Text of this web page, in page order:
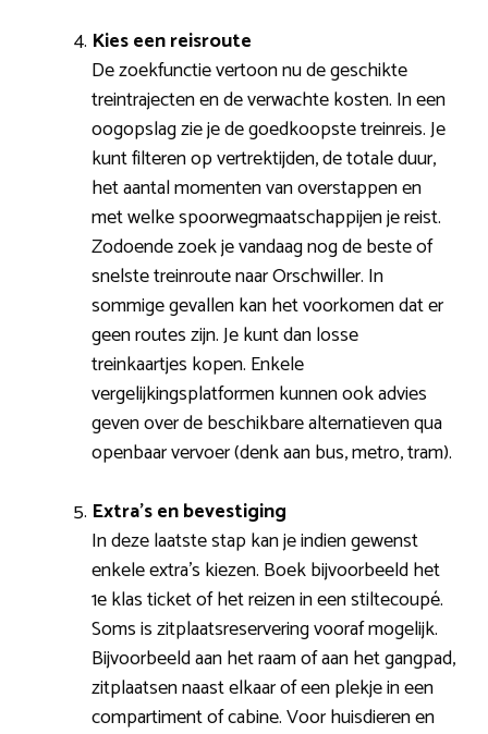
Kies een reisroute
De zoekfunctie vertoon nu de geschikte
treintrajecten en de verwachte kosten. In een
oogopslag zie je de goedkoopste treinreis. Je
kunt filteren op vertrektijden, de totale duur,
het aantal momenten van overstappen en
met welke spoorwegmaatschappijen je reist.
Zodoende zoek je vandaag nog de beste of
snelste treinroute naar Orschwiller. In
sommige gevallen kan het voorkomen dat er
geen routes zijn. Je kunt dan losse
treinkaartjes kopen. Enkele
vergelijkingsplatformen kunnen ook advies
geven over de beschikbare alternatieven qua
openbaar vervoer (denk aan bus, metro, tram).
Extra’s en bevestiging
In deze laatste stap kan je indien gewenst
enkele extra’s kiezen. Boek bijvoorbeeld het
1e klas ticket of het reizen in een stiltecoupé.
Soms is zitplaatsreservering vooraf mogelijk.
Bijvoorbeeld aan het raam of aan het gangpad,
zitplaatsen naast elkaar of een plekje in een
compartiment of cabine. Voor huisdieren en